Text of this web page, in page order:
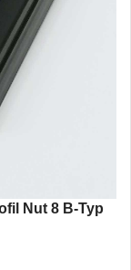
Nut 8 B-Typ